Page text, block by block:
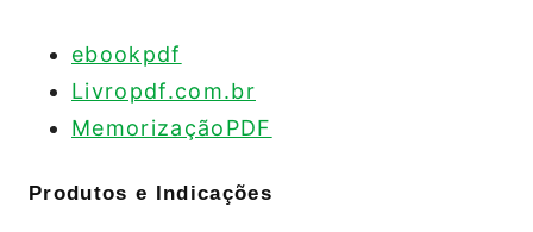
ebookpdf
Livropdf.com.br
MemorizaçãoPDF
Produtos e Indicações